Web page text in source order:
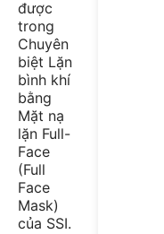
được
trong
Chuyên
biệt Lặn
bình khí
bằng
Mặt nạ
lặn Full-
Face
(Full
Face
Mask)
của SSI.